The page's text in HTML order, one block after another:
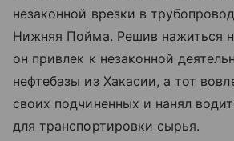
незаконной врезки в
Нижняя Пойма. Решив нажиться
он привлек к незаконной
нефтебазы из Хакасии, а тот
своих подчиненных и нанял
для транспортировки сырья.